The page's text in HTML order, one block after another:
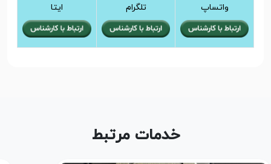
واتساپ
تلگرام
ایتا
خدمات مرتبط